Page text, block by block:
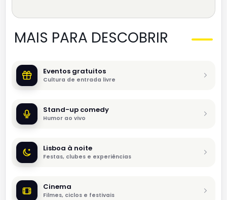
MAIS PARA DESCOBRIR
Eventos gratuitos
Cultura de entrada livre
Stand-up comedy
Humor ao vivo
Lisboa à noite
Festas, clubes e experiências
Cinema
Filmes, ciclos e festivais